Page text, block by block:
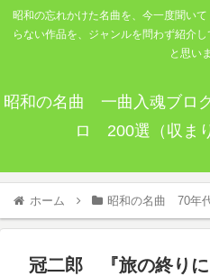
昭和の忘れかけた名曲を、今一度聞い
らない作品を、ジャンルを問わず紹介
と思い
昭和の名曲 一曲入魂ブロ
ロ 200選（収ま
ホーム 昭和の名曲 70年
冠二郎 『旅の終り